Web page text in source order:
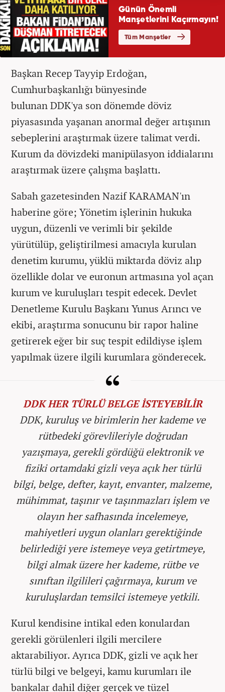
Başkan Recep Tayyip Erdoğan,
Cumhurbaşkanlığı bünyesinde
bulunan DDK'ya son dönemde döviz
piyasasında yaşanan anormal değer artışının
sebeplerini araştırmak üzere talimat verdi.
Kurum da dövizdeki manipülasyon iddialarını
araştırmak üzere çalışma başlattı.
Sabah gazetesinden Nazif KARAMAN'ın
haberine göre; Yönetim işlerinin hukuka
uygun, düzenli ve verimli bir şekilde
yürütülüp, geliştirilmesi amacıyla kurulan
denetim kurumu, yüklü miktarda döviz alıp
özellikle dolar ve euronun artmasına yol açan
kurum ve kuruluşları tespit edecek. Devlet
Denetleme Kurulu Başkanı Yunus Arıncı ve
ekibi, araştırma sonucunu bir rapor haline
getirerek eğer bir suç tespit edildiyse işlem
yapılmak üzere ilgili kurumlara gönderecek.
DDK HER TÜRLÜ BELGE İSTEYEBİLİR
DDK, kuruluş ve birimlerin her kademe ve
rütbedeki görevlileriyle doğrudan
yazışmaya, gerekli gördüğü elektronik ve
fiziki ortamdaki gizli veya açık her türlü
bilgi, belge, defter, kayıt, envanter, malzeme,
mühimmat, taşınır ve taşınmazları işlem ve
olayın her safhasında incelemeye,
mahiyetleri uygun olanları gerektiğinde
belirlediği yere istemeye veya getirtmeye,
bilgi almak üzere her kademe, rütbe ve
sınıftan ilgilileri çağırmaya, kurum ve
kuruluşlardan temsilci istemeye yetkili.
Kurul kendisine intikal eden konulardan
gerekli görülenleri ilgili mercilere
aktarabiliyor. Ayrıca DDK, gizli ve açık her
türlü bilgi ve belgeyi, kamu kurumları ile
bankalar dahil diğer gerçek ve tüzel